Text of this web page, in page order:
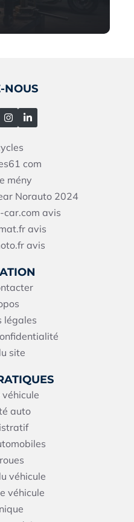
auto
véhicule
véhicule
légales
site
NOUS
com
mény
Norauto 2024
avis
avis
avis